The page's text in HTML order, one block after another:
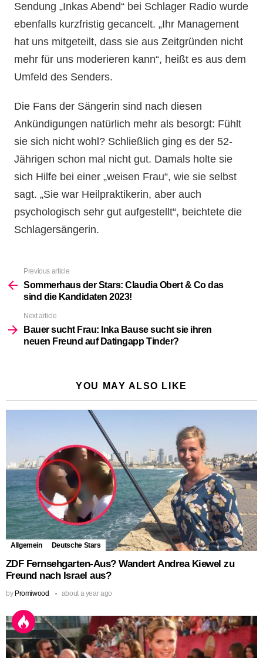
Sendung „Inkas Abend“ bei Schlager Radio wurde
ebenfalls kurzfristig gecancelt. „Ihr Management
hat uns mitgeteilt, dass sie aus Zeitgründen nicht
mehr für uns moderieren kann“, heißt es aus dem
Umfeld des Senders.
Die Fans der Sängerin sind nach diesen
Ankündigungen natürlich mehr als besorgt: Fühlt
sie sich nicht wohl? Schließlich ging es der 52-
Jährigen schon mal nicht gut. Damals holte sie
sich Hilfe bei einer „weisen Frau“, wie sie selbst
sagt. „Sie war Heilpraktikerin, aber auch
psychologisch sehr gut aufgestellt“, beichtete die
Schlagersängerin.
more
Previous article
Sommerhaus der Stars: Claudia Obert & Co das
sind die Kandidaten 2023!
Next article
Bauer sucht Frau: Inka Bause sucht sie ihren
neuen Freund auf Datingapp Tinder?
YOU MAY ALSO LIKE
Allgemein Deutsche Stars
ZDF Fernsehgarten-Aus? Wandert Andrea Kiewel zu
Freund nach Israel aus?
by Promiwood about a year ago